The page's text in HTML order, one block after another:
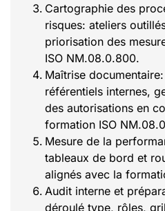
Cartographie des
risques: ateliers
priorisation des
ISO NM.08.0.800.
Maîtrise
référentiels internes,
des autorisations en
formation ISO
Mesure de la
tableaux de bord et
alignés avec la
Audit interne et
déroulé type, rôles,